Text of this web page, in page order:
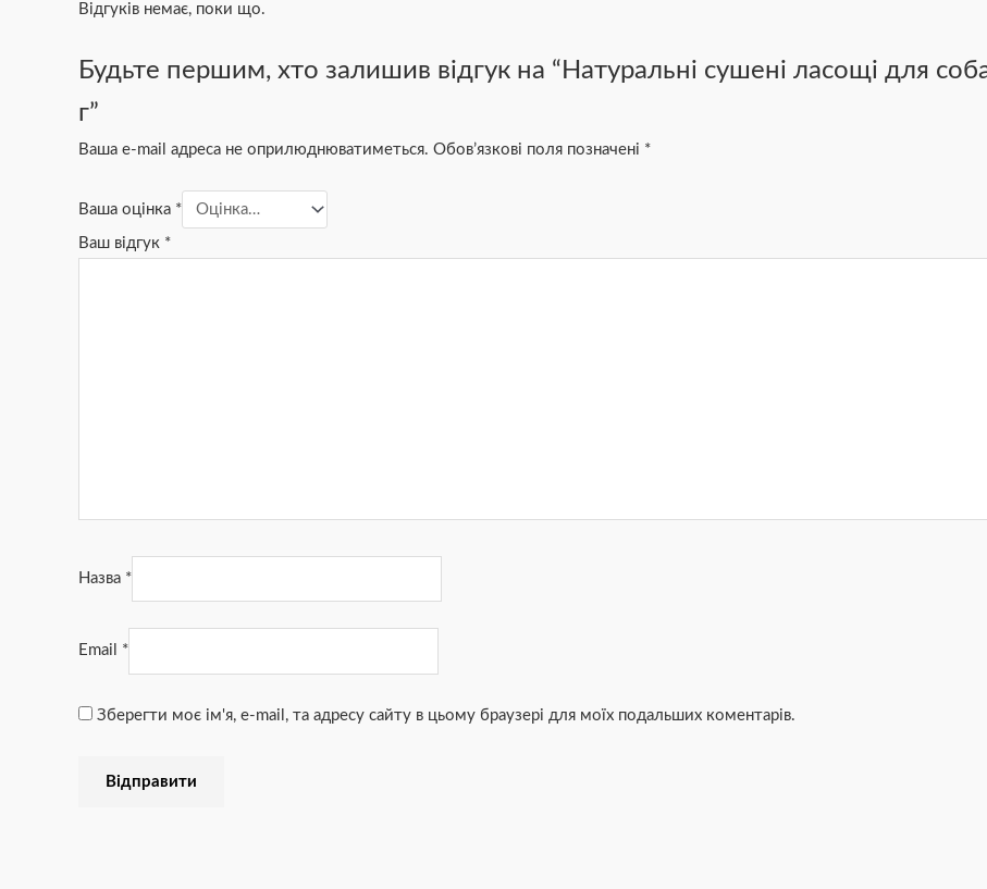
Відгуків немає, поки що.
Будьте першим, хто залишив відгук на “Натуральні сушені ласощі для
г”
Ваша e-mail адреса не оприлюднюватиметься. Обов’язкові поля позначені *
Ваша оцінка *
Ваш відгук *
Назва *
Email *
Зберегти моє ім'я, e-mail, та адресу сайту в цьому браузері для моїх подальших коментарів.